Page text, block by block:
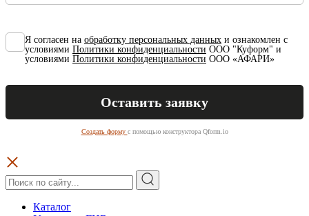
Я согласен на обработку персональных данных и ознакомлен с
условиями Политики конфиденциальности ООО "Куформ" и
условиями Политики конфиденциальности ООО «АФАРИ»
Создать форму с помощью конструктора Qform.io
Каталог